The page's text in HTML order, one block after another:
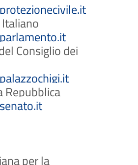
Consiglio dei
Repubblica
per la